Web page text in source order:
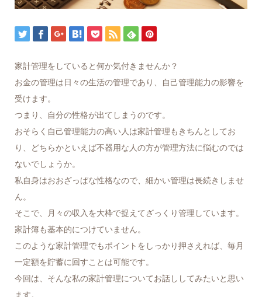
家計管理をしていると何か気付きませんか？
お金の管理は日々の生活の管理であり、自己管理能力の影響を
受けます。
つまり、自分の性格が出てしまうのです。
おそらく自己管理能力の高い人は家計管理もきちんとしてお
り、どちらかといえば不器用な人の方が管理方法に悩むのでは
ないでしょうか。
私自身はおおざっぱな性格なので、細かい管理は長続きしませ
ん。
そこで、月々の収入を大枠で捉えてざっくり管理しています。
家計簿も基本的につけていません。
このような家計管理でもポイントをしっかり押さえれば、毎月
一定額を貯蓄に回すことは可能です。
今回は、そんな私の家計管理についてお話ししてみたいと思い
ます。